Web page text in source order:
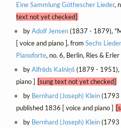
Eine Sammlung Göthescher Lieder,
text not yet checked]
byAdolf Jensen(1837 - 1879),
[ voice and piano ], from Sechs
Pianoforte, no. 6, Berlin, Ries & Erler
byAlfrēds Kalniņš (1879 - 1951),
piano ] [sung text not yet checked]
by Bernhard (Joseph) Klein(1793
published 1836 [ voice and piano ]
by Bernhard (Joseph) Klein(1793